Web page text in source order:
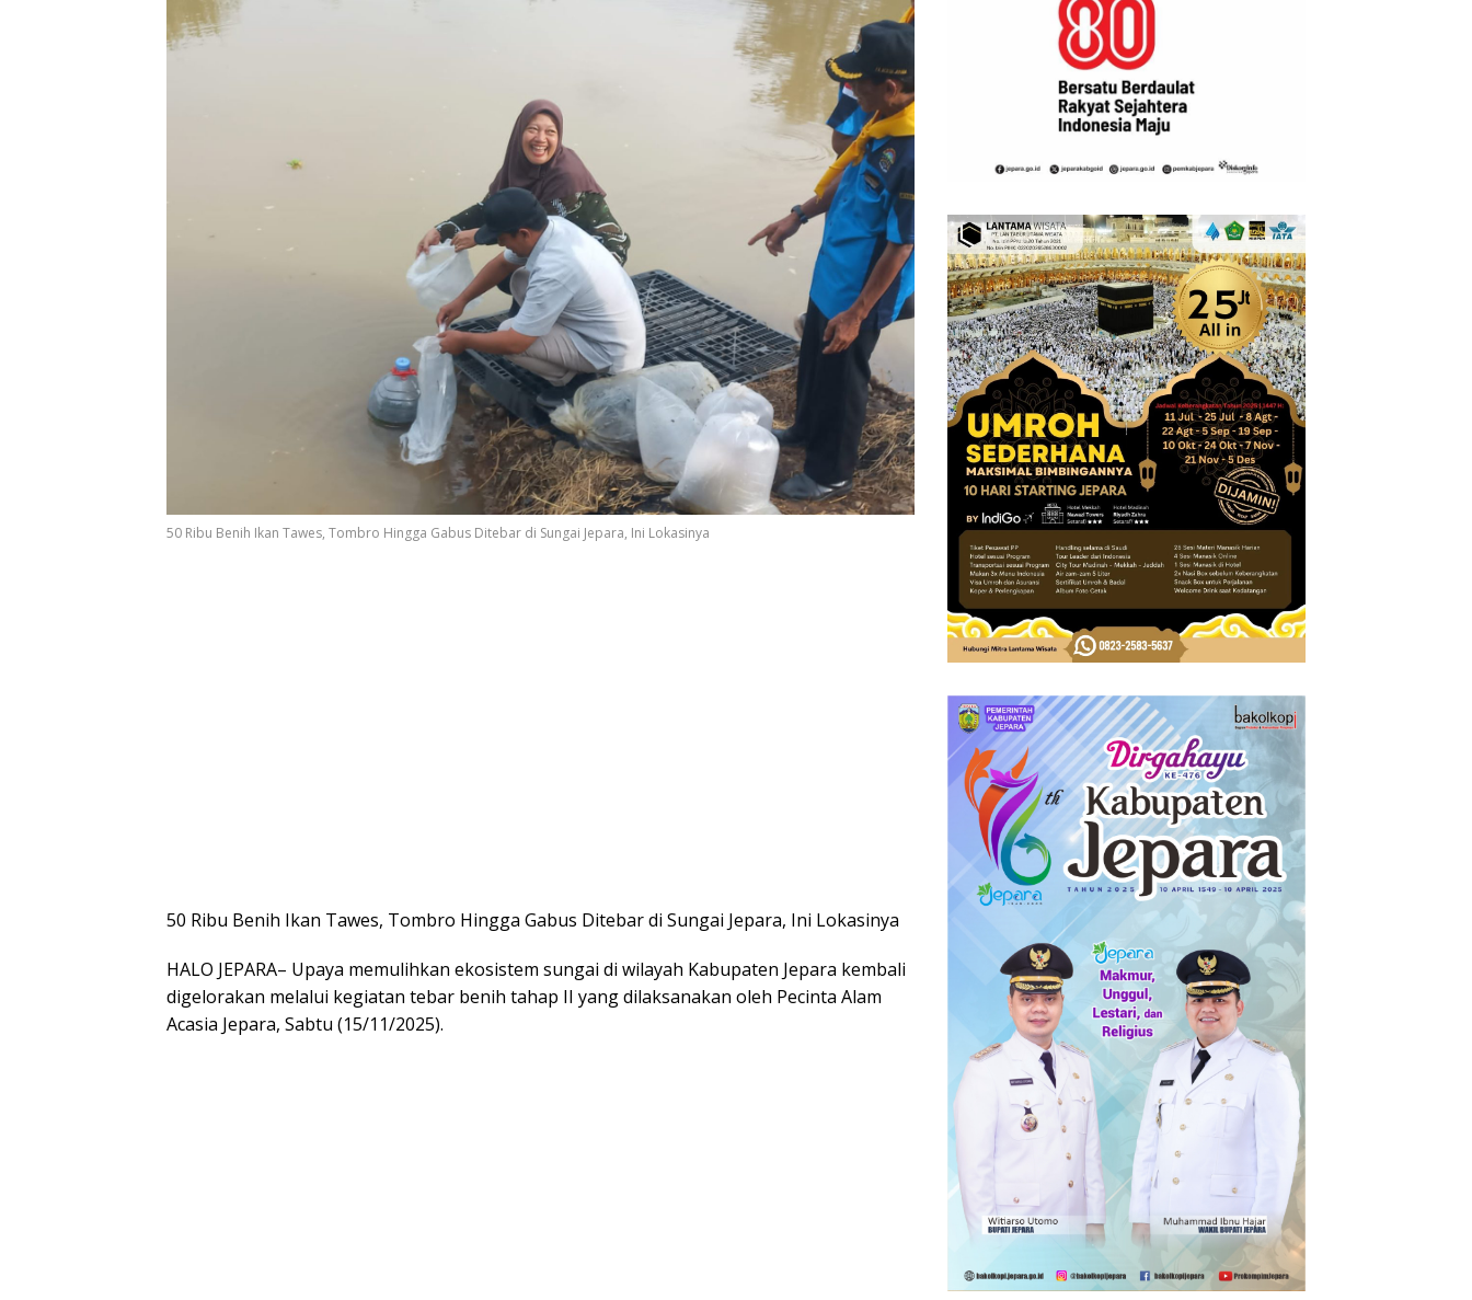
50 Ribu Benih Ikan Tawes, Tombro Hingga Gabus Ditebar di Sungai Jepara, Ini Lokasinya
50 Ribu Benih Ikan Tawes, Tombro Hingga Gabus Ditebar di Sungai Jepara, Ini Lokasinya
HALO JEPARA– Upaya memulihkan ekosistem sungai di wilayah Kabupaten Jepara kembali
digelorakan melalui kegiatan tebar benih tahap II yang dilaksanakan oleh Pecinta Alam
Acasia Jepara, Sabtu (15/11/2025).